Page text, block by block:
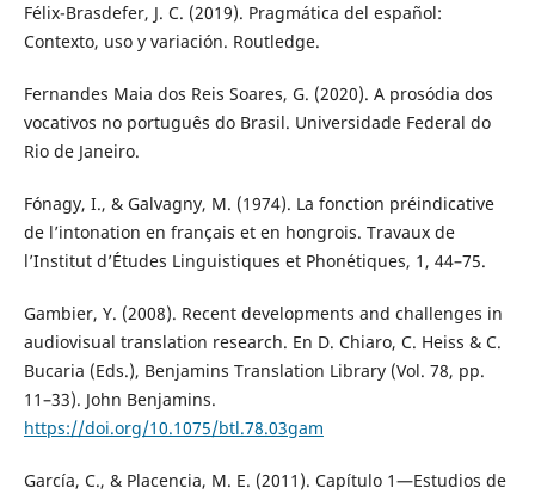
Félix-Brasdefer, J. C. (2019). Pragmática del español:
Contexto, uso y variación. Routledge.
Fernandes Maia dos Reis Soares, G. (2020). A prosódia dos
vocativos no português do Brasil. Universidade Federal do
Rio de Janeiro.
Fónagy, I., & Galvagny, M. (1974). La fonction préindicative
de l’intonation en français et en hongrois. Travaux de
l’Institut d’Études Linguistiques et Phonétiques, 1, 44–75.
Gambier, Y. (2008). Recent developments and challenges in
audiovisual translation research. En D. Chiaro, C. Heiss & C.
Bucaria (Eds.), Benjamins Translation Library (Vol. 78, pp.
11–33). John Benjamins.
https://doi.org/10.1075/btl.78.03gam
García, C., & Placencia, M. E. (2011). Capítulo 1—Estudios de